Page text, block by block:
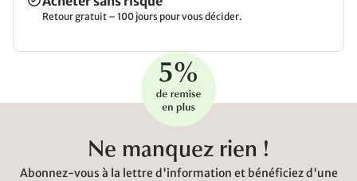
Retour gratuit – 100 jours pour vous décider.
Ne manquez rien !
Abonnez-vous à la lettre d'information et bénéficiez d'une